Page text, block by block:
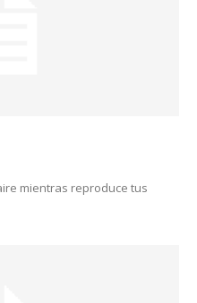
mientras reproduce tus